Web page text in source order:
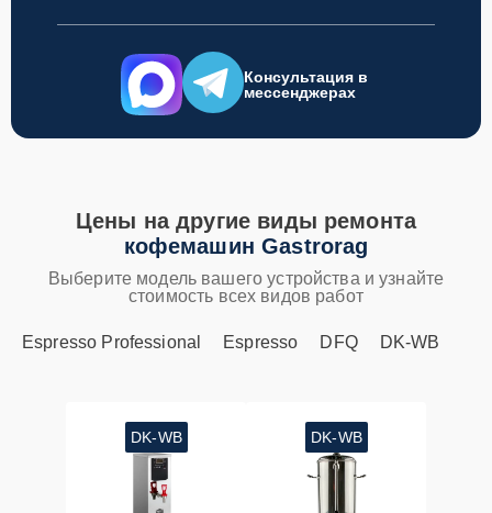
Консультация в
мессенджерах
Цены на другие виды ремонта
кофемашин Gastrorag
Выберите модель вашего устройства и узнайте
стоимость всех видов работ
Espresso Professional Espresso DFQ DK-WB
DK-WB DK-WB